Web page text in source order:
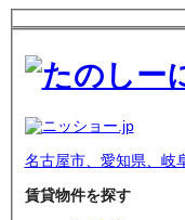
名古屋市、愛知県、岐
賃貸物件を探す